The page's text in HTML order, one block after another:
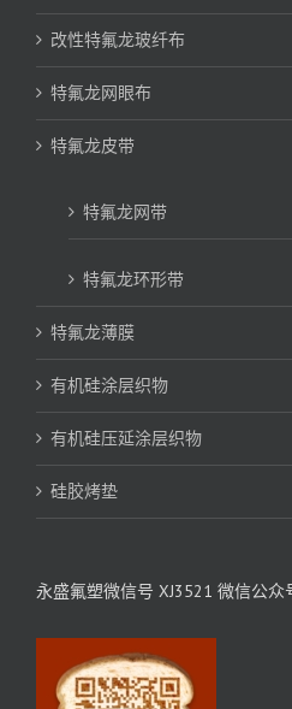
改性特氟龙玻纤布
特氟龙网眼布
特氟龙皮带
特氟龙网带
特氟龙环形带
特氟龙薄膜
有机硅涂层织物
有机硅压延涂层织物
硅胶烤垫
永盛氟塑微信号 XJ3521 微信公众